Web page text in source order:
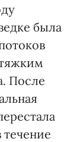
была
После
течение